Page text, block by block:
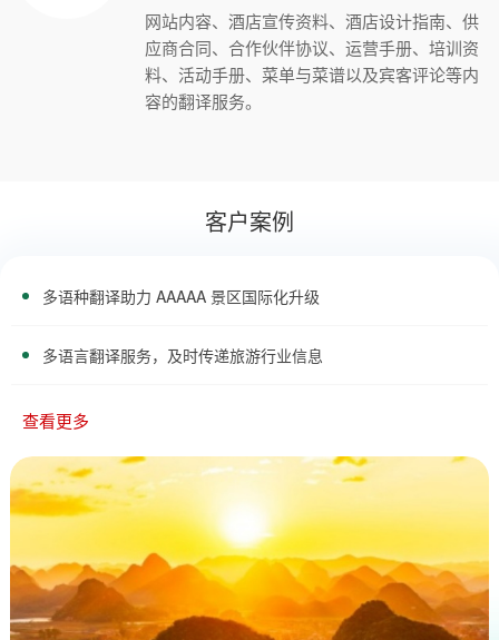
网站内容、酒店宣传资料、酒店设计指南、供
应商合同、合作伙伴协议、运营手册、培训资
料、活动手册、菜单与菜谱以及宾客评论等内
容的翻译服务。
客户案例
多语种翻译助力 AAAAA 景区国际化升级
多语言翻译服务，及时传递旅游行业信息
查看更多